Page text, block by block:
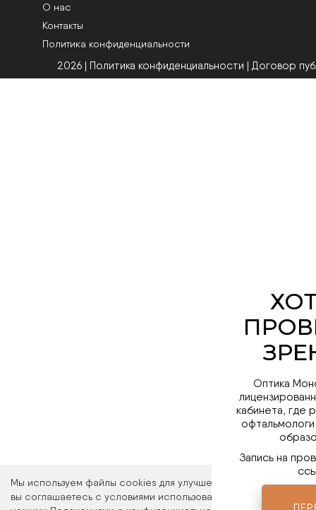
Мы используем файлы cookies для улучшения работы сайта.
вы соглашаетесь с условиями использования файлов cookies.
О нас
Контакты
Политика конфиденциальности
2026 | Политика конфиденциальности | Договор
Оптика
кабинета, где
Запись на